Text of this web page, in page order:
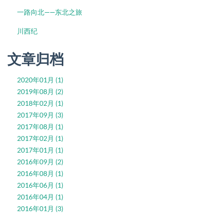
一路向北——东北之旅
川西纪
文章归档
2020年01月 (1)
2019年08月 (2)
2018年02月 (1)
2017年09月 (3)
2017年08月 (1)
2017年02月 (1)
2017年01月 (1)
2016年09月 (2)
2016年08月 (1)
2016年06月 (1)
2016年04月 (1)
2016年01月 (3)